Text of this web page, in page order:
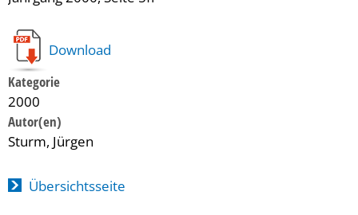
Download
Kategorie
2000
Sturm, Jürgen
Übersichtsseite